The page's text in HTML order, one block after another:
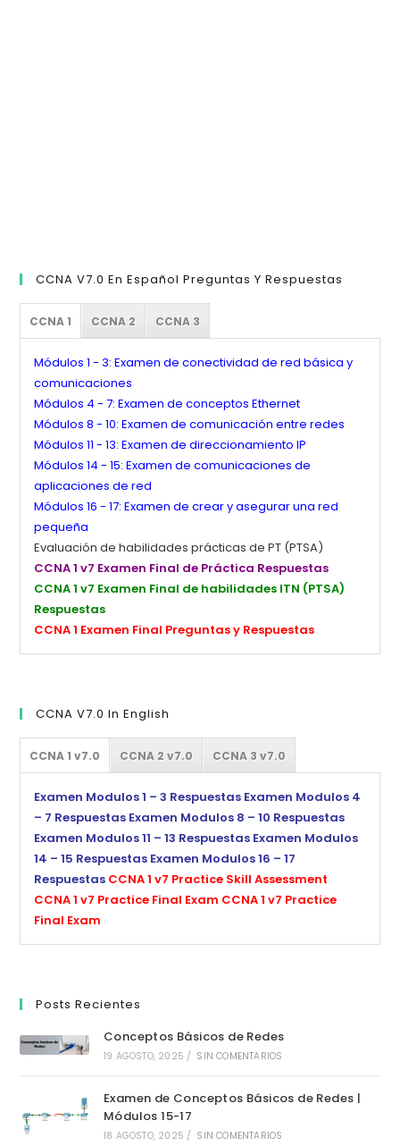
CCNA V7.0 En Español Preguntas Y Respuestas
CCNA 1 CCNA 2 CCNA 3
Módulos 1 - 3: Examen de conectividad de red básica y
comunicaciones
Módulos 4 - 7: Examen de conceptos Ethernet
Módulos 8 - 10: Examen de comunicación entre redes
Módulos 11 - 13: Examen de direccionamiento IP
Módulos 14 - 15: Examen de comunicaciones de
aplicaciones de red
Módulos 16 - 17: Examen de crear y asegurar una red
pequeña
Evaluación de habilidades prácticas de PT (PTSA)
CCNA 1 v7 Examen Final de Práctica Respuestas
CCNA 1 v7 Examen Final de habilidades ITN (PTSA)
Respuestas
CCNA 1 Examen Final Preguntas y Respuestas
CCNA V7.0 In English
CCNA 1 v7.0 CCNA 2 v7.0 CCNA 3 v7.0
Examen Modulos 1 – 3 Respuestas Examen Modulos 4
– 7 Respuestas Examen Modulos 8 – 10 Respuestas
Examen Modulos 11 – 13 Respuestas Examen Modulos
14 – 15 Respuestas Examen Modulos 16 – 17
Respuestas CCNA 1 v7 Practice Skill Assessment
CCNA 1 v7 Practice Final Exam CCNA 1 v7 Practice
Final Exam
Posts Recientes
Conceptos Básicos de Redes
19 AGOSTO, 2025 / SIN COMENTARIOS
Examen de Conceptos Básicos de Redes |
Módulos 15-17
18 AGOSTO, 2025 / SIN COMENTARIOS